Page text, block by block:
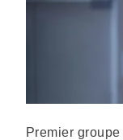
Description
Premier